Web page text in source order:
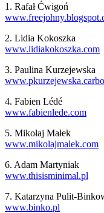
1. Rafał Ćwigoń
2. Lidia Kokoszka
www.lidiakokoszka.com
3. Paulina Kurzejewska
4. Fabien Lédé
www.fabienlede.com
5. Mikołaj Małek
www.mikolajmalek.com
6. Adam Martyniak
www.thisisminimal.pl
7. Katarzyna Pulit-
www.binko.pl